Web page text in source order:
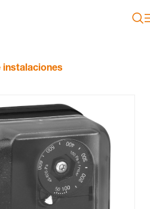
instalaciones